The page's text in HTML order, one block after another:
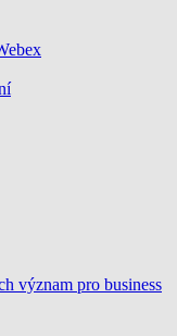
význam pro business